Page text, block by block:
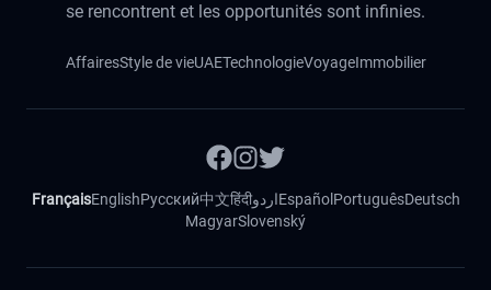
se rencontrent et les opportunités sont infinies.
AffairesStyle de vieUAETechnologieVoyageImmobilier
FrançaisEnglishРусский中文हिंदीاردوEspañol PortuguêsDeutsch
MagyarSlovenský